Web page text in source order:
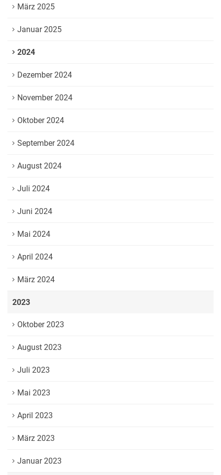
März 2025
Januar 2025
2024
Dezember 2024
November 2024
Oktober 2024
September 2024
August 2024
Juli 2024
Juni 2024
Mai 2024
April 2024
März 2024
2023
Oktober 2023
August 2023
Juli 2023
Mai 2023
April 2023
März 2023
Januar 2023